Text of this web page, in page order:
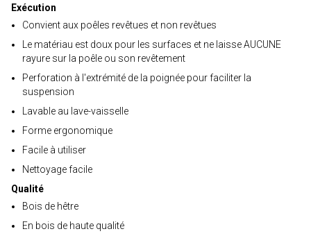
Exécution
Convient aux poêles revêtues et non revêtues
Le matériau est doux pour les surfaces et ne laisse AUCUNE
rayure sur la poêle ou son revêtement
Perforation à l'extrémité de la poignée pour faciliter la
suspension
Lavable au lave-vaisselle
Forme ergonomique
Facile à utiliser
Nettoyage facile
Qualité
Bois de hêtre
En bois de haute qualité